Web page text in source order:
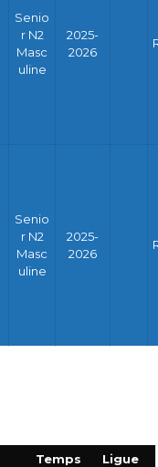
Senio
r N2
Masc
uline
2025-
2026
Senio
r N2
Masc
uline
2025-
2026
Temps Ligue